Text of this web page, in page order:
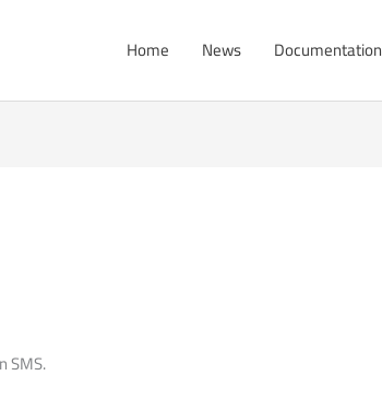
Home News Documentation
SMS.